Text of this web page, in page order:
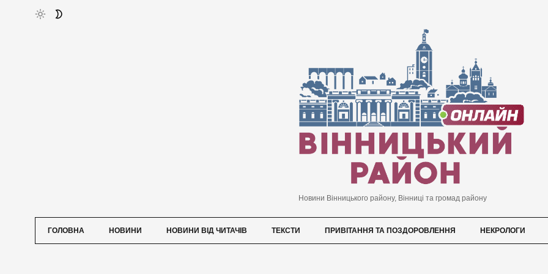
Новини Вінницького району, Вінниці та громад району
ГОЛОВНА НОВИНИ НОВИНИ ВІД ЧИТАЧІВ ТЕКСТИ ПРИВІТАННЯ ТА ПОЗДОРОВЛЕННЯ НЕКРОЛОГИ